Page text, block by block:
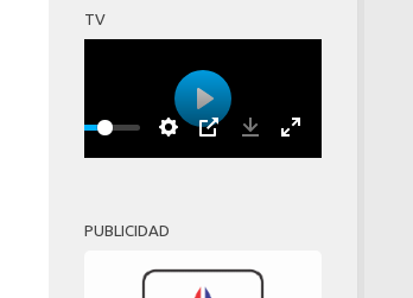
TV
Play
PUBLICIDAD